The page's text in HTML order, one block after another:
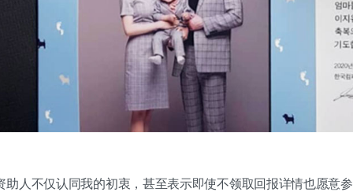
助人不仅认同我的初衷，甚至表示即使不领取回报详情也愿意